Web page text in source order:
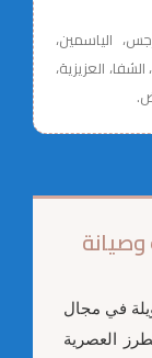
الياسمين،
العزيزية،
في مجال
العصرية